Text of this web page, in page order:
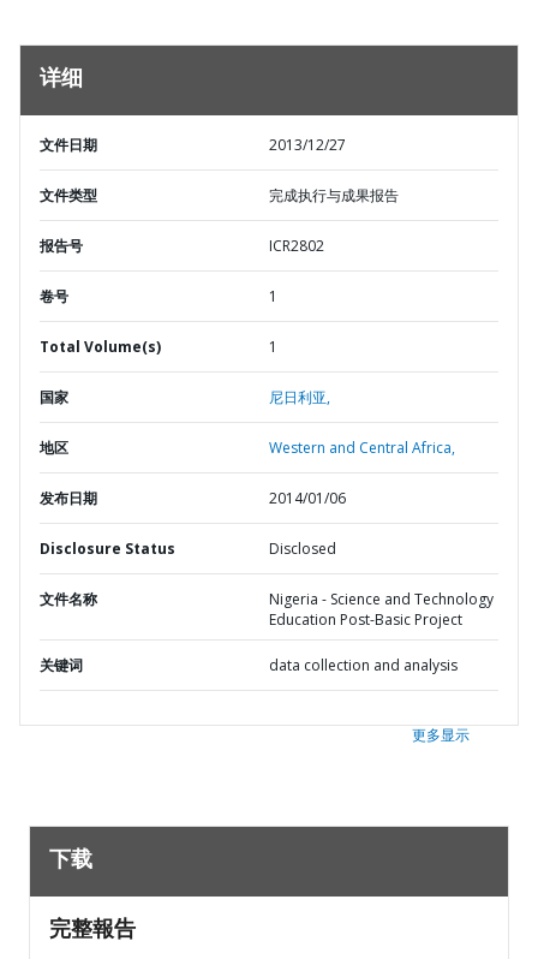
详细
文件日期 2013/12/27
文件类型 完成执行与成果报告
报告号 ICR2802
卷号 1
Total Volume(s) 1
国家 尼日利亚,
地区 Western and Central Africa,
发布日期 2014/01/06
Disclosure Status Disclosed
文件名称
Nigeria - Science and Technology
Education Post-Basic Project
关键词 data collection and analysis
更多显示
下载
完整報告